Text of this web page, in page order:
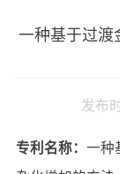
一种基于过渡
发布
专利名称： 一种